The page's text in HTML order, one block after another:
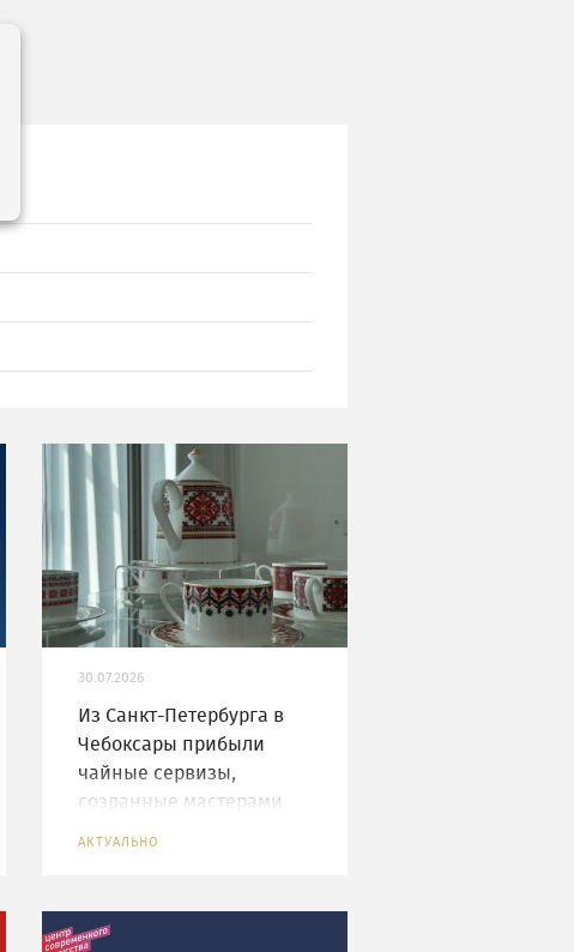
30.07.2026
Из Санкт-Петербурга в
Чебоксары прибыли
чайные сервизы,
созданные мастерами
АКТУАЛЬНО